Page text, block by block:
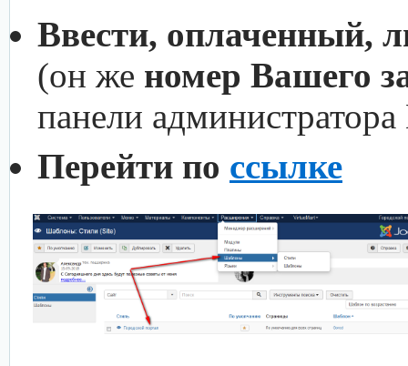
Ввести, оплаченный,
(он же номер Вашего
панели
Перейти по ссылке